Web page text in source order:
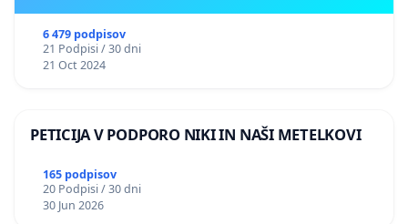
6 479 podpisov
21 Podpisi / 30 dni
21 Oct 2024
PETICIJA V PODPORO NIKI IN NAŠI METELKOVI
165 podpisov
20 Podpisi / 30 dni
30 Jun 2026